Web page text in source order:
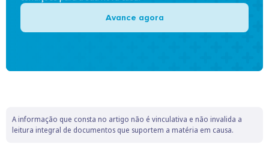
Avance agora
A informação que consta no artigo não é vinculativa e não invalida a
leitura integral de documentos que suportem a matéria em causa.